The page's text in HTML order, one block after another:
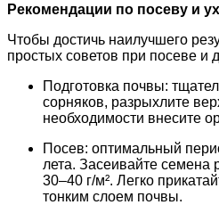
Рекомендации по посеву и
Чтобы достичь наилучшего
простых советов при посеве и
Подготовка почвы:
сорняков, разрыхлите
необходимости внесите
Посев: оптимальный
лета. Засеивайте семена
30–40 г/м². Легко
тонким слоем почвы.